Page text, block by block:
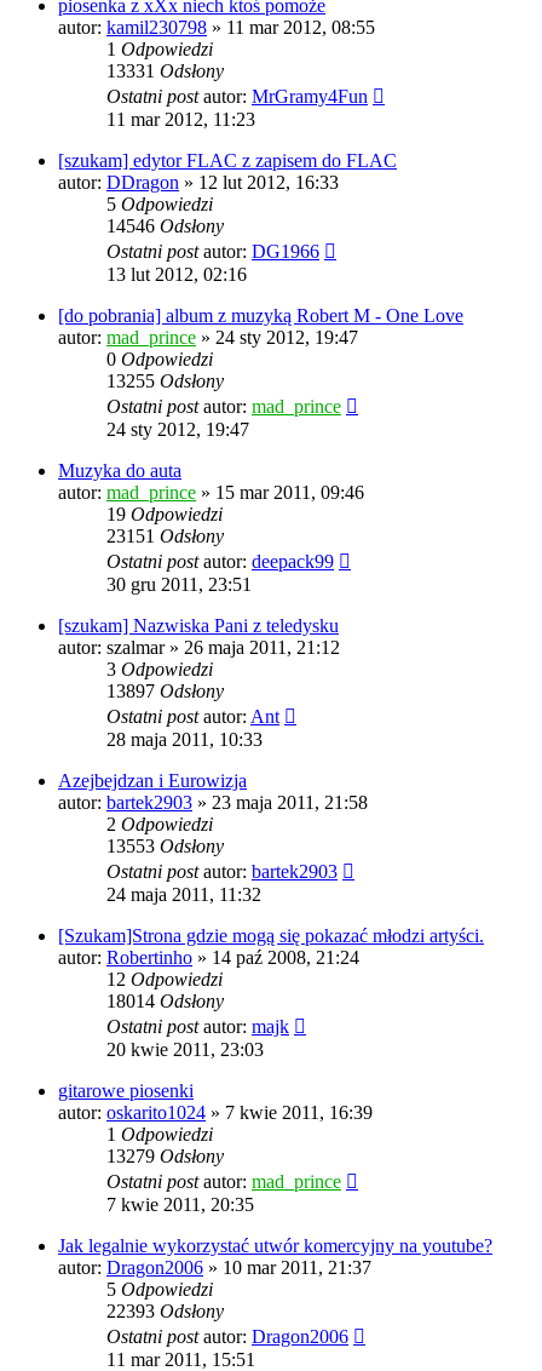
piosenka z xXx niech ktoś pomoże
autor: kamil230798 » 11 mar 2012, 08:55
1 Odpowiedzi
13331 Odsłony
Ostatni postautor: MrGramy4Fun
11 mar 2012, 11:23
[szukam] edytor FLAC z zapisem do FLAC
autor: DDragon » 12 lut 2012, 16:33
5 Odpowiedzi
14546 Odsłony
Ostatni postautor: DG1966
13 lut 2012, 02:16
[do pobrania] album z muzyką Robert M - One Love
autor: mad_prince » 24 sty 2012, 19:47
0 Odpowiedzi
13255 Odsłony
Ostatni postautor: mad_prince
24 sty 2012, 19:47
Muzyka do auta
autor: mad_prince » 15 mar 2011, 09:46
19 Odpowiedzi
23151 Odsłony
Ostatni postautor: deepack99
30 gru 2011, 23:51
[szukam] Nazwiska Pani z teledysku
autor: szalmar» 26 maja 2011, 21:12
3 Odpowiedzi
13897 Odsłony
Ostatni postautor: Ant
28 maja 2011, 10:33
Azejbejdzan i Eurowizja
autor: bartek2903 » 23 maja 2011, 21:58
2 Odpowiedzi
13553 Odsłony
Ostatni postautor: bartek2903
24 maja 2011, 11:32
[Szukam]Strona gdzie mogą się pokazać młodzi artyści.
autor: Robertinho » 14 paź 2008, 21:24
12 Odpowiedzi
18014 Odsłony
Ostatni postautor: majk
20 kwie 2011, 23:03
gitarowe piosenki
autor: oskarito1024 » 7 kwie 2011, 16:39
1 Odpowiedzi
13279 Odsłony
Ostatni postautor: mad_prince
7 kwie 2011, 20:35
Jak legalnie wykorzystać utwór komercyjny na youtube?
autor: Dragon2006 » 10 mar 2011, 21:37
5 Odpowiedzi
22393 Odsłony
Ostatni postautor: Dragon2006
11 mar 2011, 15:51